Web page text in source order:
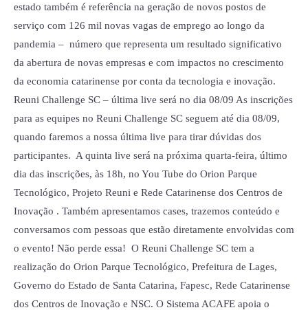
estado também é referência na geração de novos postos de
serviço com 126 mil novas vagas de emprego ao longo da
pandemia – número que representa um resultado significativo
da abertura de novas empresas e com impactos no crescimento
da economia catarinense por conta da tecnologia e inovação.
Reuni Challenge SC – última live será no dia 08/09 As inscrições
para as equipes no Reuni Challenge SC seguem até dia 08/09,
quando faremos a nossa última live para tirar dúvidas dos
participantes. A quinta live será na próxima quarta-feira, último
dia das inscrições, às 18h, no You Tube do Orion Parque
Tecnológico, Projeto Reuni e Rede Catarinense dos Centros de
Inovação . Também apresentamos cases, trazemos conteúdo e
conversamos com pessoas que estão diretamente envolvidas com
o evento! Não perde essa! O Reuni Challenge SC tem a
realização do Orion Parque Tecnológico, Prefeitura de Lages,
Governo do Estado de Santa Catarina, Fapesc, Rede Catarinense
dos Centros de Inovação e NSC. O Sistema ACAFE apoia o